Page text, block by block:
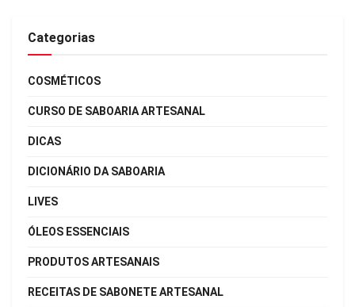
Categorias
COSMÉTICOS
CURSO DE SABOARIA ARTESANAL
DICAS
DICIONÁRIO DA SABOARIA
LIVES
ÓLEOS ESSENCIAIS
PRODUTOS ARTESANAIS
RECEITAS DE SABONETE ARTESANAL